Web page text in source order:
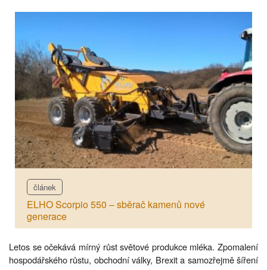
článek
ELHO Scorpio 550 – sběrač kamenů nové
generace
Letos se očekává mírný růst světové produkce mléka. Zpomalení
hospodářského růstu, obchodní války, Brexit a samozřejmě šíření